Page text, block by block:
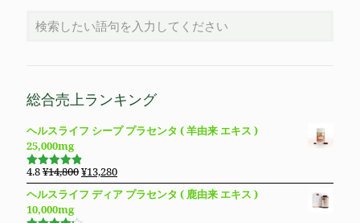
総合売上ランキング
ヘルスライフ シープ プラセンタ ( 羊由来 エキス )
25,000mg
5段階で
4.83の評
価
4.8¥14,800元
の
価
¥13,280現
在
の
ヘルスライフ ディア プラセンタ ( 鹿由来 エキス )
10,000mg